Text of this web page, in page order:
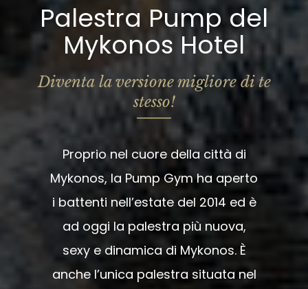
Palestra Pump del
Mykonos Hotel
Diventa la versione migliore di te
stesso!
Proprio nel cuore della città di
Mykonos, la Pump Gym ha aperto
i battenti nell’estate del 2014 ed è
ad oggi la palestra più nuova,
sexy e dinamica di Mykonos. È
anche l’unica palestra situata nel